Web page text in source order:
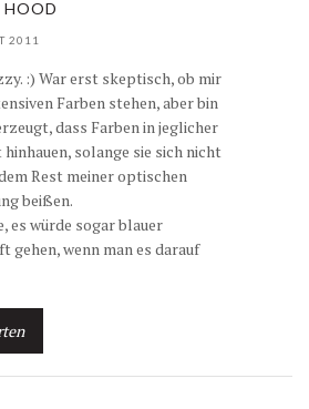
HOOD
2011
:) War erst skeptisch, ob mir
Farben stehen, aber bin
dass Farben in jeglicher
solange sie sich nicht
Rest meiner optischen
beißen.
es würde sogar blauer
gehen, wenn man es darauf